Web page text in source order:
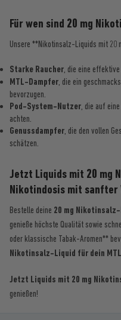
Für wen sind 20 mg
Unsere **Nikotinsalz-Liquids mit 20
Starke Raucher , die eine
MTL-Dampfer , die ein
bevorzugen.
Pod-System-Nutzer , die auf
achten.
Genussdampfer , die den vollen
schätzen.
Jetzt Liquids mit 20 mg
Nikotindosis mit sanfter
Bestelle deine 20 mg
genieße höchste Qualität sowie
oder klassische Tabak-Aromen**
Nikotinsalz-Liquid für dein
Jetzt Liquids mit 20 mg
genießen!